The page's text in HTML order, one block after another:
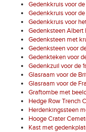
Gedenkkruis voor
Gedenkkruis voor
Gedenkkruis voor
Gedenksteen Albert
Gedenksteen met
Gedenksteen voor
Gedenkteken voor
Gedenkzuil voor de
Glasraam voor de
Glasraam voor de
Graftombe met
Hedge Row Trench
Herdenkingssteen
Hooge Crater
Kast met